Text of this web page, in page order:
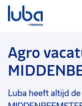
Vacatures
Over ons
Voor
Agro
Luba heeft altijd
Filter
Vakgebied 0
Agro 10
Opleidingsniveau
Mbo
Havo 1